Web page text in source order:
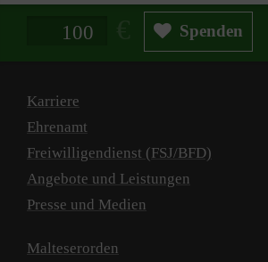
Spendenbetrag in Euro Spenden
Karriere
Ehrenamt
Freiwilligendienst (FSJ/BFD)
Angebote und Leistungen
Presse und Medien
Malteserorden